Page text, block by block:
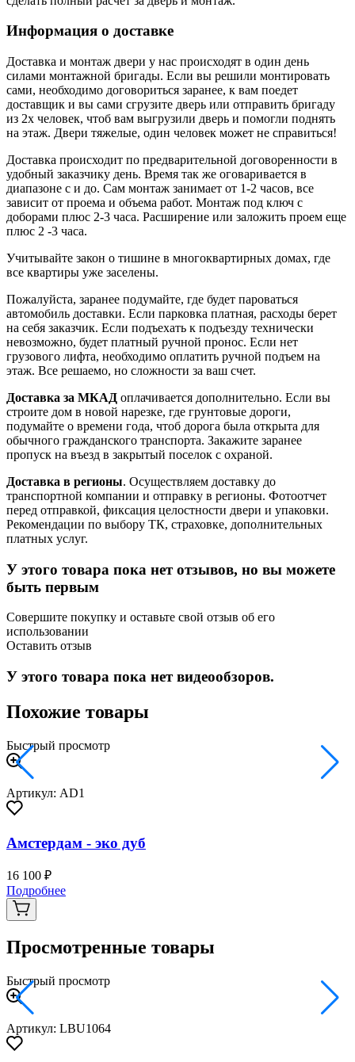
Информация о доставке
Доставка и монтаж двери у нас происходят в один день
силами монтажной бригады. Если вы решили монтировать
сами, необходимо договориться заранее, к вам поедет
доставщик и вы сами сгрузите дверь или отправить бригаду
из 2х человек, чтоб вам выгрузили дверь и помогли поднять
на этаж. Двери тяжелые, один человек может не справиться!
Доставка происходит по предварительной договоренности в
удобный заказчику день. Время так же оговаривается в
диапазоне с и до. Сам монтаж занимает от 1-2 часов, все
зависит от проема и объема работ. Монтаж под ключ с
доборами плюс 2-3 часа. Расширение или заложить проем еще
плюс 2 -3 часа.
Учитывайте закон о тишине в многоквартирных домах, где
все квартиры уже заселены.
Пожалуйста, заранее подумайте, где будет пароваться
автомобиль доставки. Если парковка платная, расходы берет
на себя заказчик. Если подъехать к подъезду технически
невозможно, будет платный ручной пронос. Если нет
грузового лифта, необходимо оплатить ручной подъем на
этаж. Все решаемо, но сложности за ваш счет.
Доставка за МКАД оплачивается дополнительно. Если вы
строите дом в новой нарезке, где грунтовые дороги,
подумайте о времени года, чтоб дорога была открыта для
обычного гражданского транспорта. Закажите заранее
пропуск на въезд в закрытый поселок с охраной.
Доставка в регионы. Осуществляем доставку до
транспортной компании и отправку в регионы. Фотоотчет
перед отправкой, фиксация целостности двери и упаковки.
Рекомендации по выбору ТК, страховке, дополнительных
платных услуг.
У этого товара пока нет отзывов, но вы можете
быть первым
Совершите покупку и оставьте свой отзыв об его
использовании
Оставить отзыв
У этого товара пока нет видеообзоров.
Похожие товары
Быстрый просмотр
Артикул: AD1
Амстердам - эко дуб
16 100 ₽
Подробнее
Просмотренные товары
Быстрый просмотр
Артикул: LBU1064